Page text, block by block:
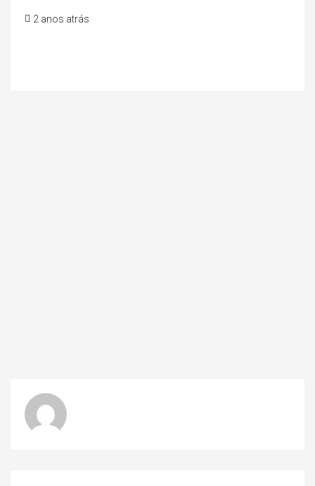
2 anos atrás